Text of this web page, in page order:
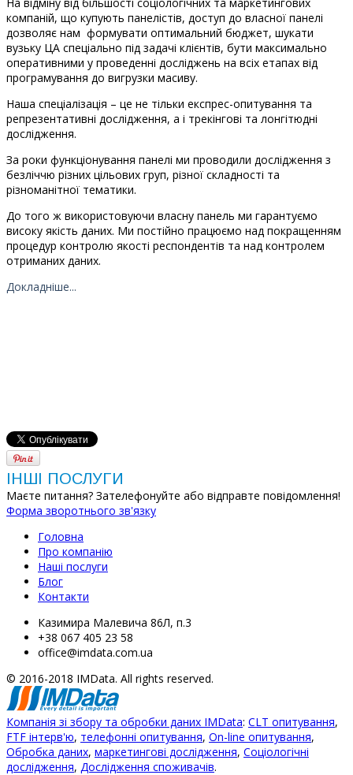
компаній, що купують панелістів, доступ до власної панелі
дозволяє нам формувати оптимальний бюджет, шукати
вузьку ЦА спеціально під задачі клієнтів, бути максимально
оперативними у проведенні досліджень на всіх етапах від
програмування до вигрузки масиву.
Наша спеціалізація – це не тільки експрес-опитування та
репрезентативні дослідження, а і трекінгові та лонгітюдні
дослідження.
За роки функціонування панелі ми проводили дослідження з
безліччю різних цільових груп, різної складності та
різноманітної тематики.
До того ж використовуючи власну панель ми гарантуємо
високу якість даних. Ми постійно працюємо над покращенням
процедур контролю якості респондентів та над контролем
отриманих даних.
Докладніше...
ІНШІ ПОСЛУГИ
Маєте питання? Зателефонуйте або відправте повідомлення!
Форма зворотнього зв'язку
Головна
Про компанію
Наші послуги
Блог
Контакти
Казимира Малевича 86Л, п.3
+38 067 405 23 58
office@imdata.com.ua
© 2016-2018 IMData. All rights reserved.
Компанія зі збору та обробки даних IMData: CLT опитування,
FTF інтерв'ю, телефонні опитування, On-line опитування,
Обробка даних, маркетингові дослідження, Соціологічні
дослідження, Дослідження споживачів.